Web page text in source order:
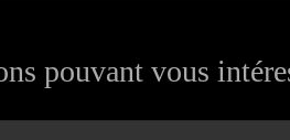
pouvant vous